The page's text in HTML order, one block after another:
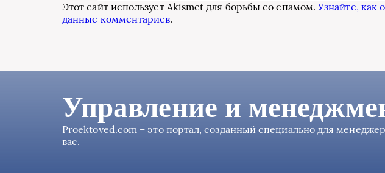
Этот сайт использует Akismet для борьбы со спамом.Узнайте, как
данные комментариев.
Управление и
Proektoved.com – это портал, созданный специально для
вас.